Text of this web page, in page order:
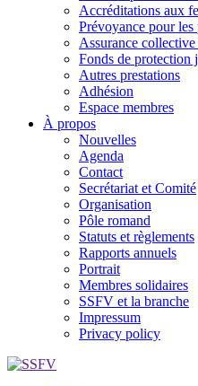
Accréditations aux
Prévoyance pour
Assurance
Fonds de protection
Autres prestations
Adhésion
Espace membres
À propos
Nouvelles
Agenda
Contact
Secrétariat et Comité
Organisation
Pôle romand
Statuts et règlements
Rapports annuels
Portrait
Membres solidaires
SSFV et la branche
Impressum
Privacy policy